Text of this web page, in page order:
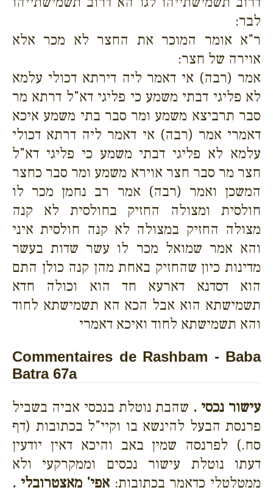
לבר:
ר"א אומר המוכר את החצר לא מכר אלא
אוירה של חצר:
אמר (רבה) אי דאמר ליה דירתא דכולי עלמא
לא פליגי דבתי משמע כי פליגי דא"ל דרתא מר
סבר תרביצא משמע ומר סבר בתי משמע איכא
דאמרי אמר (רבה) אי דאמר ליה דרתא דכולי
עלמא לא פליגי דבתי משמע כי פליגי דא"ל
חצר מר סבר חצר אוירא משמע ומר סבר כחצר
המשכן ואמר (רבה) אמר רב נחמן מכר לו
חולסית ומצולה החזיק בחולסית לא קנה
מצולה החזיק במצולה לא קנה חולסית איני
והא אמר שמואל מכר לו עשר שדות בעשר
מדינות כיון שהחזיק באחת מהן קנה כולן התם
הוא דסדנא דארעא חד הוא וכולה חדא
תשמישתא הוא אבל הכא הא תשמישתא לחוד
והא תשמישתא לחוד ואיכא דאמרי
Commentaires de Rashbam - Baba
Batra 67a
עישור נכסי . שהבת נוטלת בנכסי אביה בשביל
פרנסת הבעל להינשא בו וקיי"ל בכתובות (דף
סח.) לפרנסה שמין באב והיכא דאין יודעין
דעתו נוטלת עישור נכסים וממקרקעי ולא
ממטלטלי כדאמר בכתובות: אפי' מאצטרובלי .